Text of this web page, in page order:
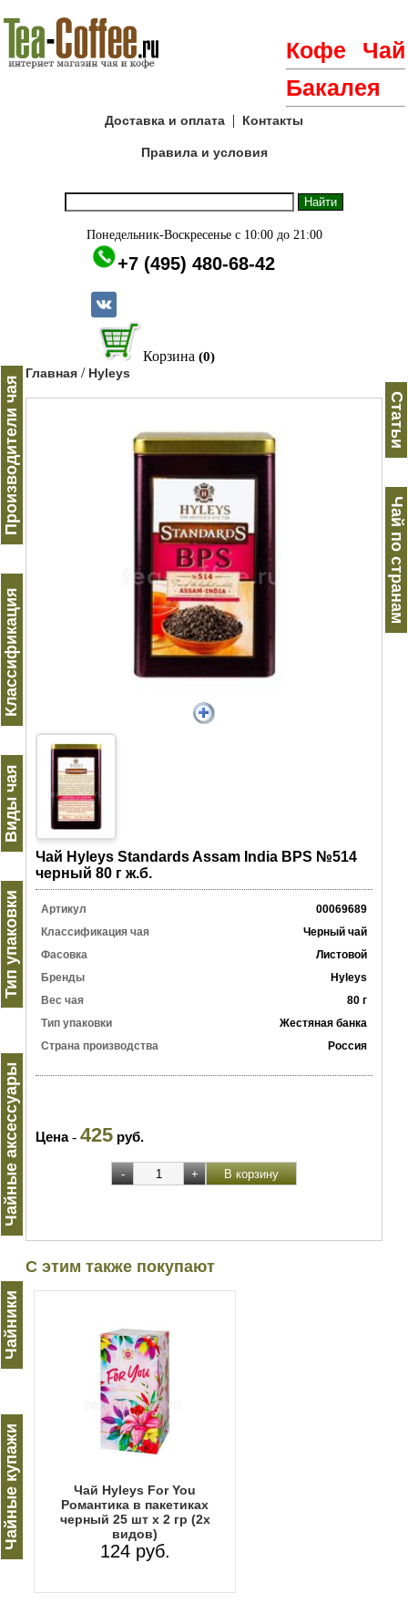
Кофе
Чай
Бакалея
Доставка и оплата | Контакты
Правила и условия
Понедельник-Воскресенье с 10:00 до 21:00
+7 (495) 480-68-42
Корзина (0)
Производители чая
Классификация
Виды чая
Тип упаковки
Чайные аксессуары
Чайники
Чайные купажи
Главная / Hyleys
Чай Hyleys Standards Assam India BPS №514
черный 80 г ж.б.
Артикул
00069689
Классификация чая
Черный чай
Фасовка
Листовой
Бренды
Hyleys
Вес чая
80 г
Тип упаковки
Жестяная банка
Страна производства
Россия
Цена- 425 руб.
С этим также покупают
Чай Hyleys For You
Романтика в пакетиках
черный 25 шт х 2 гр (2х
видов)
124 руб.
Статьи
Чай по странам